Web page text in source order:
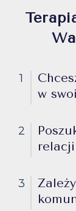
1
w
2
3